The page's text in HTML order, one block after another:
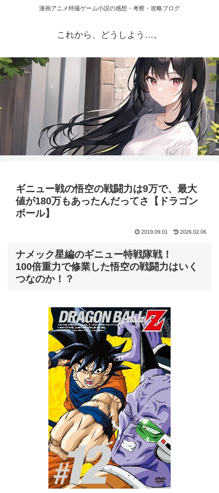
漫画アニメ特撮ゲーム小説の感想・考察・攻略ブログ
これから、どうしよう…。
ギニュー戦の悟空の戦闘力は9万で、最大
値が180万もあったんだってさ【ドラゴン
ボール】
2019.09.01 2026.02.06
ナメック星編のギニュー特戦隊戦！
100倍重力で修業した悟空の戦闘力はいく
つなのか！？